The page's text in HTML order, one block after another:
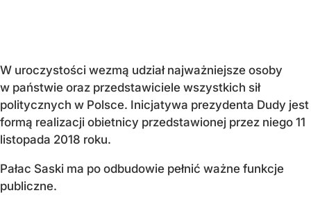
W uroczystości wezmą udział najważniejsze osoby
w państwie oraz przedstawiciele wszystkich sił
politycznych w Polsce. Inicjatywa prezydenta Dudy jest
formą realizacji obietnicy przedstawionej przez niego 11
listopada 2018 roku.
Pałac Saski ma po odbudowie pełnić ważne funkcje
publiczne.